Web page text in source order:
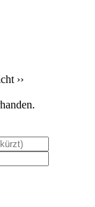
››